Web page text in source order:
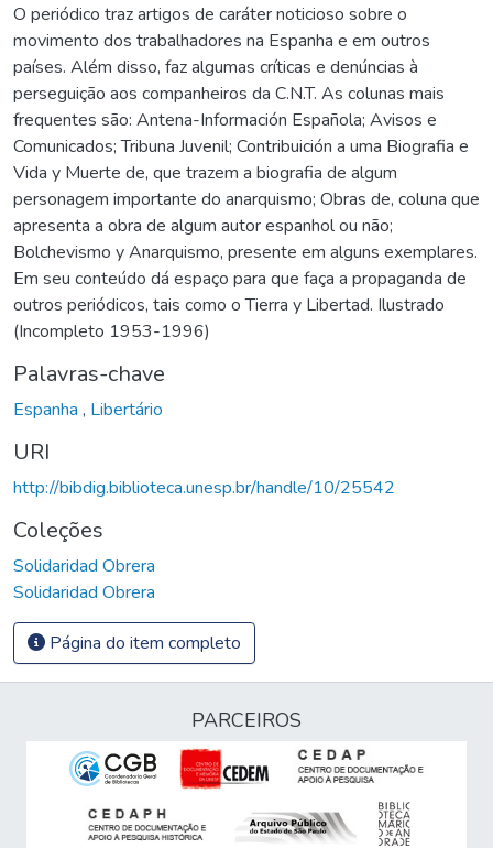
O periódico traz artigos de caráter noticioso sobre o
movimento dos trabalhadores na Espanha e em outros
países. Além disso, faz algumas críticas e denúncias à
perseguição aos companheiros da C.N.T. As colunas mais
frequentes são: Antena-Información Española; Avisos e
Comunicados; Tribuna Juvenil; Contribuición a uma Biografia e
Vida y Muerte de, que trazem a biografia de algum
personagem importante do anarquismo; Obras de, coluna que
apresenta a obra de algum autor espanhol ou não;
Bolchevismo y Anarquismo, presente em alguns exemplares.
Em seu conteúdo dá espaço para que faça a propaganda de
outros periódicos, tais como o Tierra y Libertad. Ilustrado
(Incompleto 1953-1996)
Palavras-chave
Espanha , Libertário
URI
http://bibdig.biblioteca.unesp.br/handle/10/25542
Coleções
Solidaridad Obrera
Solidaridad Obrera
Página do item completo
PARCEIROS